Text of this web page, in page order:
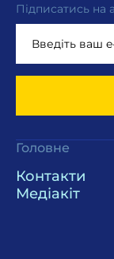
Підписатись на
Головне
Контакти
Медіакіт